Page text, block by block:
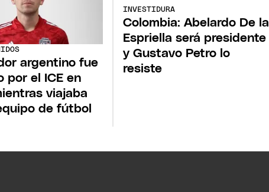
argentino fue
por el ICE en
viajaba
de fútbol
INVESTIDURA
Colombia: Abelardo De la
Espriella será presidente
y Gustavo Petro lo
resiste